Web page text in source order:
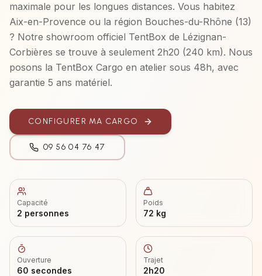
maximale pour les longues distances. Vous habitez
Aix-en-Provence ou la région Bouches-du-Rhône (13)
? Notre showroom officiel TentBox de Lézignan-
Corbières se trouve à seulement 2h20 (240 km). Nous
posons la TentBox Cargo en atelier sous 48h, avec
garantie 5 ans matériel.
CONFIGURER MA CARGO
09 56 04 76 47
Capacité
2 personnes
Poids
72 kg
Ouverture
60 secondes
Trajet
2h20